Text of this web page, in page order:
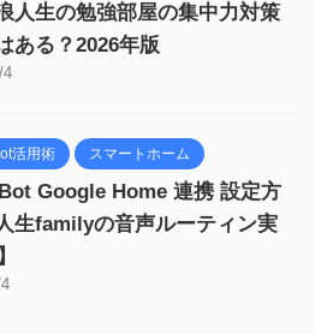
人生の勉強部屋の集中力対策
ある？2026年版
4
活用術 スマートホーム
Google Home 連携 設定方
生familyの音声ルーティン実